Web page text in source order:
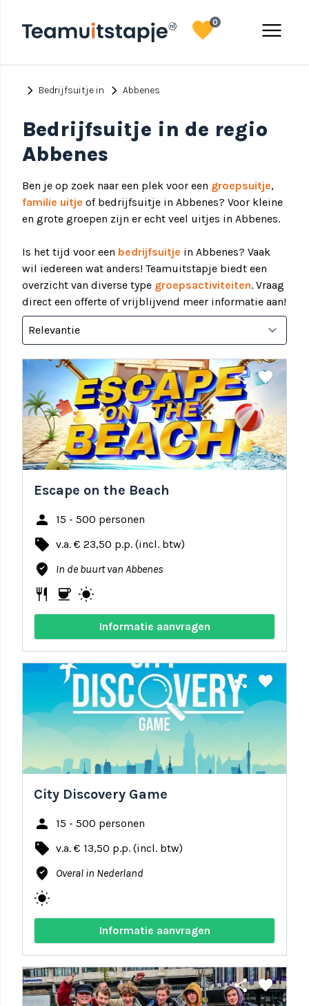
menu
favorite0
chevron_right Bedrijfsuitje in chevron_right Abbenes
Bedrijfsuitje in de regio
Abbenes
Ben je op zoek naar een plek voor een groepsuitje,
familie uitje of bedrijfsuitje in Abbenes? Voor kleine
en grote groepen zijn er echt veel uitjes in Abbenes.
Is het tijd voor een bedrijfsuitje in Abbenes? Vaak
wil iedereen wat anders! Teamuitstapje biedt een
overzicht van diverse type groepsactiviteiten. Vraag
direct een offerte of vrijblijvend meer informatie aan!
share favorite
Escape on the Beach
person 15 - 500 personen
local_offer v.a. € 23,50 p.p. (incl. btw)
where_to_vote In de buurt van Abbenes
restaurant coffee wb_sunny
Informatie aanvragen
share favorite
City Discovery Game
person 15 - 500 personen
local_offer v.a. € 13,50 p.p. (incl. btw)
where_to_vote Overal in Nederland
wb_sunny
Informatie aanvragen
share favorite